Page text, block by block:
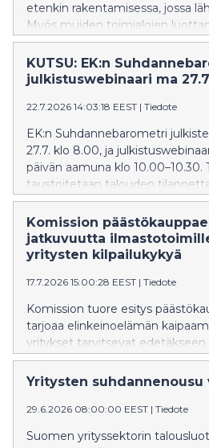
etenkin rakentamisessa, jossa
Myös muiden toimialojen
nousutrendissä.
KUTSU: EK:n
julkistuswebinaari ma
22.7.2026 14:03:18 EEST | Tiedote
EK:n Suhdannebarometri
27.7. klo 8.00, ja
päivän aamuna klo 10.00–10.30.
taustoitetaan talouden
suomalaisyritysten
näkymiä ja
EK:n johtaja ja pääekonomisti
webinaariin Lisätietoja: Teemu
Komission
jatkuvuutta
yritysten kilpailukykyä
17.7.2026 15:00:28 EEST | Tiedote
Komission tuore esitys
tarjoaa elinkeinoelämän
yritykset tarvitsevat edetäkseen
ja energiasiirtymässä. Komissio
päästökaupan aseman vahvana,
vuoden 2040
että yritysten kilpailukyky
jäsenmaiden ja parlamentin
Yritysten suhdannenousu
29.6.2026 08:00:00 EEST | Tiedote
Suomen yrityssektorin